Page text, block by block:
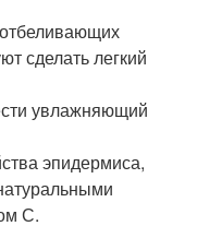
сделать легкий
увлажняющий
эпидермиса,
С.